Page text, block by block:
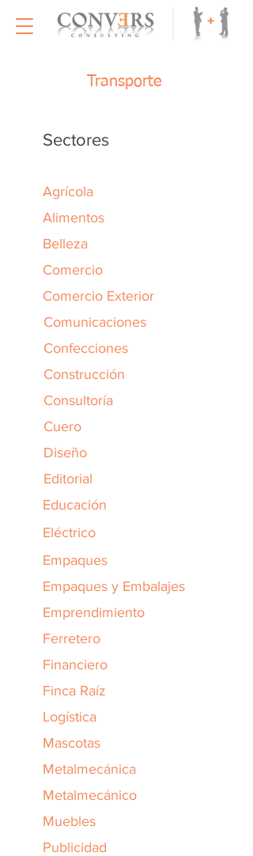
Transporte
Sectores
Agrícola
Alimentos
Belleza
Comercio
Comercio Exterior
Comunicaciones
Confecciones
Construcción
Consultoría
Cuero
Diseño
Editorial
Educación
Eléctrico
Empaques
Empaques y Embalajes
Emprendimiento
Ferretero
Financiero
Finca Raíz
Logística
Mascotas
Metalmecánica
Metalmecánico
Muebles
Publicidad